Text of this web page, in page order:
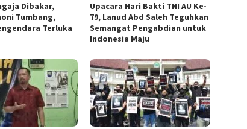
Dibakar,
Tumbang,
Terluka
Upacara Hari Bakti TNI AU Ke-
79, Lanud Abd Saleh Teguhkan
Semangat Pengabdian untuk
Indonesia Maju